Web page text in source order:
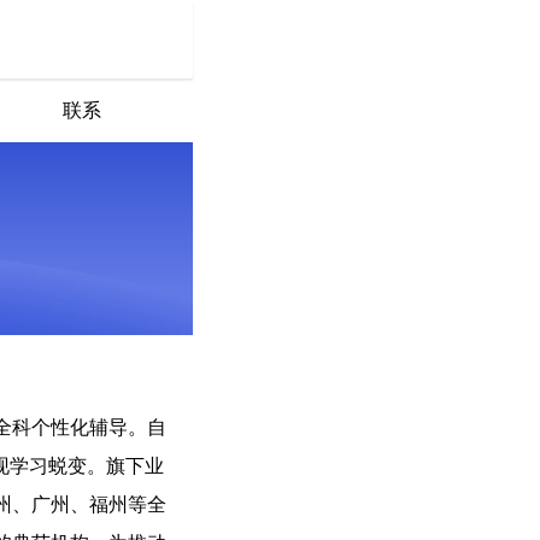
联系
科个性化辅导。自
学习蜕变。旗下业
、广州、福州等全